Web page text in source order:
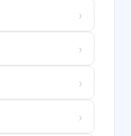
›
›
›
›